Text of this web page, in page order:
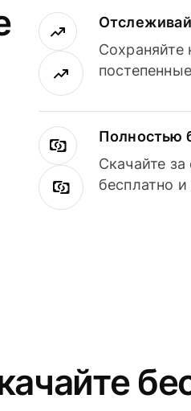
Полностью
Скачайте
бесплатно